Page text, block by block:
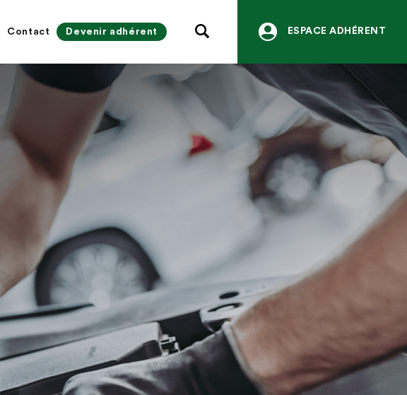
Contact Devenir adhérent ESPACE ADHÉRENT